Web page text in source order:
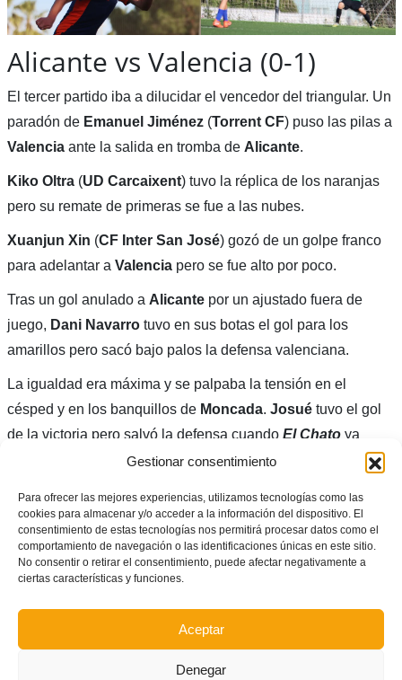
Gestionar consentimiento
Para ofrecer las mejores experiencias, utilizamos tecnologías como las
cookies para almacenar y/o acceder a la información del dispositivo. El
consentimiento de estas tecnologías nos permitirá procesar datos como el
comportamiento de navegación o las identificaciones únicas en este sitio.
No consentir o retirar el consentimiento, puede afectar negativamente a
ciertas características y funciones.
Aceptar
Denegar
Alicante vs Valencia (0-1)
El tercer partido iba a dilucidar el vencedor del triangular. Un
paradón de Emanuel Jiménez(Torrent CF) puso las pilas a
Valenciaante la salida en tromba de Alicante.
Kiko Oltra(UD Carcaixent) tuvo la réplica de los naranjas
pero su remate de primeras se fue a las nubes.
Xuanjun Xin (CF Inter San José) gozó de un golpe franco
para adelantar a Valenciapero se fue alto por poco.
Tras un gol anulado a Alicantepor un ajustado fuera de
juego, Dani Navarrotuvo en sus botas el gol para los
amarillos pero sacó bajo palos la defensa valenciana.
La igualdad era máxima y se palpaba la tensión en el
césped y en los banquillos de Moncada. Josuétuvo el gol
de la victoria pero salvó la defensa cuando El Chatoya
cantaba gol en la banda.
El centralMiguel Zarzuela(Sp. Mislata UF) desniveló el
partido ‘con la chepa’ a la salida de un córner. Así revalidó
Valènciael triunfo en el triangular por segundo año
consecutivo.